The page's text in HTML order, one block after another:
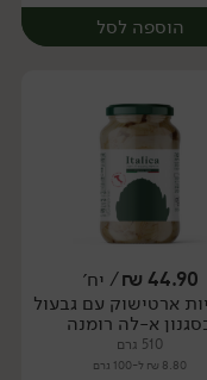
הוספה לסל
יח׳
44.90
₪/ יח׳
ארטישוק עם גבעול
א-לה רומנה
510 גרם
8.80 ₪ ל-100 גרם